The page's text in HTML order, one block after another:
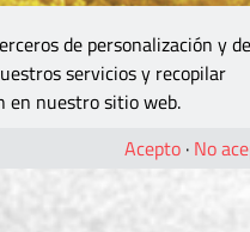
de personalización y de
servicios y recopilar
en nuestro sitio web.
Acepto · No